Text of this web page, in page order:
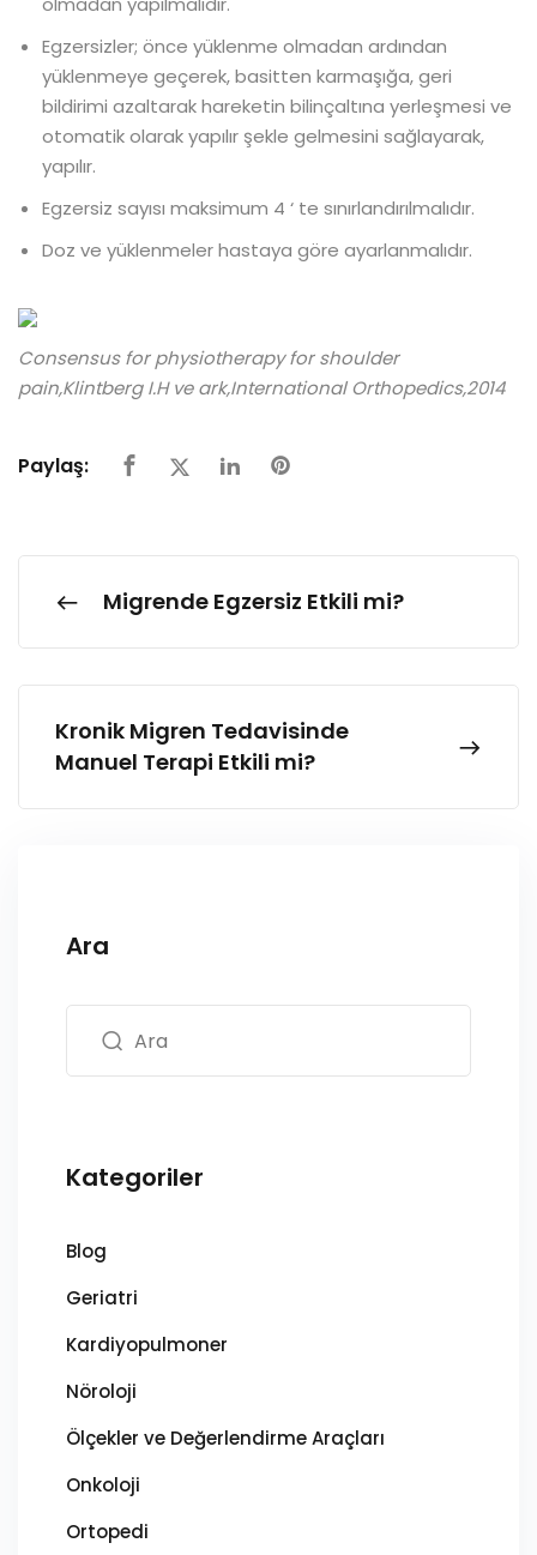
Egzersizler; önce yüklenme olmadan ardından
yüklenmeye geçerek, basitten karmaşığa, geri
bildirimi azaltarak hareketin bilinçaltına yerleşmesi ve
otomatik olarak yapılır şekle gelmesini sağlayarak,
yapılır.
Egzersiz sayısı maksimum 4 ‘ te sınırlandırılmalıdır.
Doz ve yüklenmeler hastaya göre ayarlanmalıdır.
Consensus for physiotherapy for shoulder
pain,Klintberg I.H ve ark,International Orthopedics,2014
Paylaş:
Migrende Egzersiz Etkili mi?
Kronik Migren Tedavisinde
Manuel Terapi Etkili mi?
Ara
Kategoriler
Blog
Geriatri
Kardiyopulmoner
Nöroloji
Ölçekler ve Değerlendirme Araçları
Onkoloji
Ortopedi